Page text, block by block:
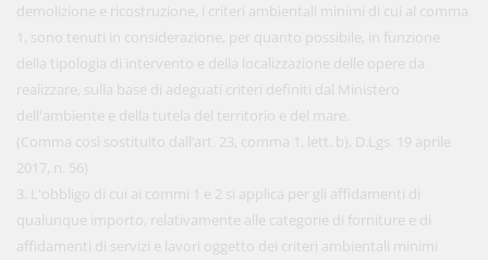
demolizione e ricostruzione, i criteri ambientali minimi di cui al comma
1, sono tenuti in considerazione, per quanto possibile, in funzione
della tipologia di intervento e della localizzazione delle opere da
realizzare, sulla base di adeguati criteri definiti dal Ministero
dell'ambiente e della tutela del territorio e del mare.
(Comma così sostituito dall’art. 23, comma 1, lett. b), D.Lgs. 19 aprile
2017, n. 56)
3. L'obbligo di cui ai commi 1 e 2 si applica per gli affidamenti di
qualunque importo, relativamente alle categorie di forniture e di
affidamenti di servizi e lavori oggetto dei criteri ambientali minimi